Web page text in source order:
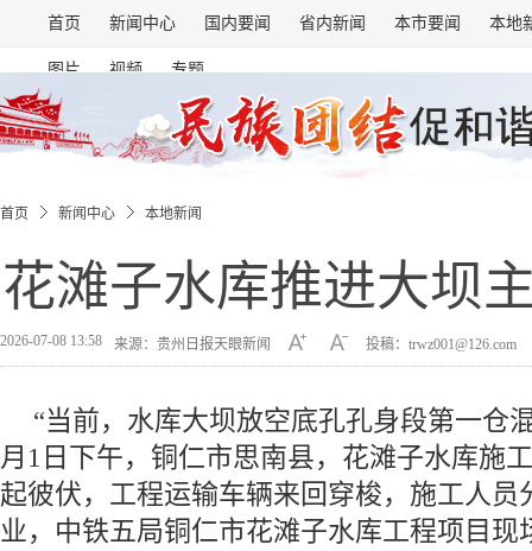
首页 新闻中心 国内要闻 省内新闻 本市要闻 本地
图片 视频 专题
首页 新闻中心 本地新闻
花滩子水库推进大坝
2026-07-08 13:58 来源：贵州日报天眼新闻 投稿：trwz001@126.com
“当前，水库大坝放空底孔孔身段第一仓
月1日下午，铜仁市思南县，花滩子水库施
起彼伏，工程运输车辆来回穿梭，施工人员
业，中铁五局铜仁市花滩子水库工程项目现